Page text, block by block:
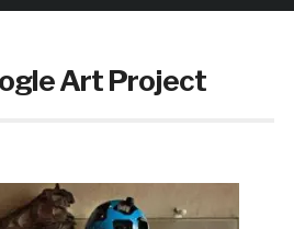
Art Project